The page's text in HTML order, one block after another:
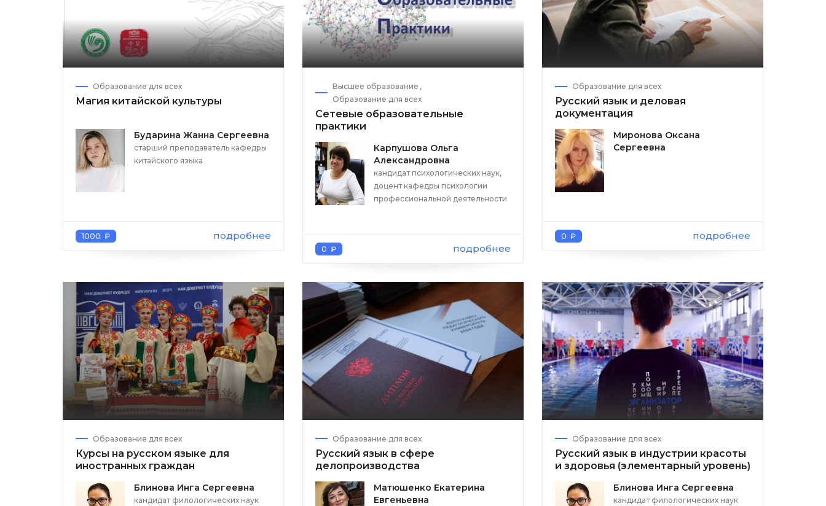
Образование для всех
Магия китайской культуры
Бударина Жанна Сергеевна
старший преподаватель кафедры
китайского языка
1000 ₽ подробнее
Высшее образование
Образование для всех
Сетевые образовательные
практики
Карпушова Ольга
Александровна
кандидат психологических наук,
доцент кафедры психологии
профессиональной деятельности
0 ₽ подробнее
Образование для всех
Русский язык и деловая
документация
Миронова Оксана
Сергеевна
0 ₽ подробнее
Образование для всех
Курсы на русском языке для
иностранных граждан
Блинова Инга Сергеевна
кандидат филологических наук
Образование для всех
Русский язык в сфере
делопроизводства
Матюшенко Екатерина
Евгеньевна
Образование для всех
Русский язык в индустрии красоты
и здоровья (элементарный уровень)
Блинова Инга Сергеевна
кандидат филологических наук